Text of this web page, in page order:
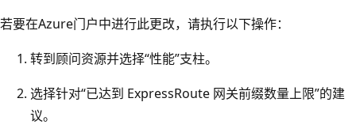
若要在Azure门户中进行此更改，请执行以下操作：
转到顾问资源并选择“性能”支柱。
选择针对“已达到 ExpressRoute 网关前缀数量上限”的建
议。